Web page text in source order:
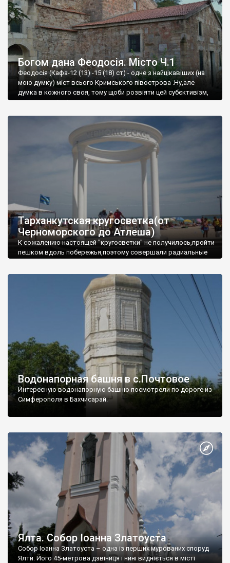
Богом дана Феодосія. Місто Ч.1
Феодосія (Кафа-12 (13) -15 (18) ст) - одне з найцікавіших (на
мою думку) міст всього Кримського півострова .Ну,але
думка в кожного своя, тому щоби розвіяти цей субєктивізм,
запрошую відвідати це
Тарханкутская кругосветка(от
Черноморского до Атлеша)
К сожалению настоящей "кругосветки" не получилось,пройти
пешком вдоль побережья,поэтому совершали радиальные
Водонапорная башня в с.Почтовое
Интересную водонапорную башню посмотрели по дороге из
Симферополя в Бахчисарай.
Ялта. Собор Іоанна Златоуста
Собор Іоанна Златоуста – одна із перших мурованих споруд
Ялти. Його 45-метрова дзвіниця і нині видніється в місті